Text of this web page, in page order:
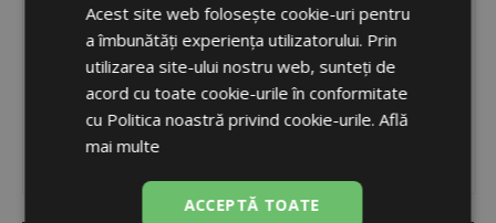
ENGLISH
Acest site web folosește cookie-uri pentru
a îmbunătăți experiența utilizatorului. Prin
utilizarea site-ului nostru web, sunteți de
acord cu toate cookie-urile în conformitate
cu Politica noastră privind cookie-urile. Află
mai multe
ACCEPTĂ TOATE